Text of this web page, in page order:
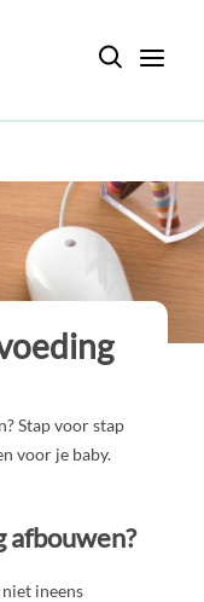
Stap voor stap
voor je baby.
afbouwen?
ineens